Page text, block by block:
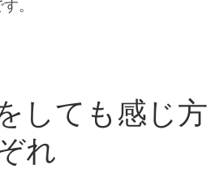
。
しても感じ方
れ